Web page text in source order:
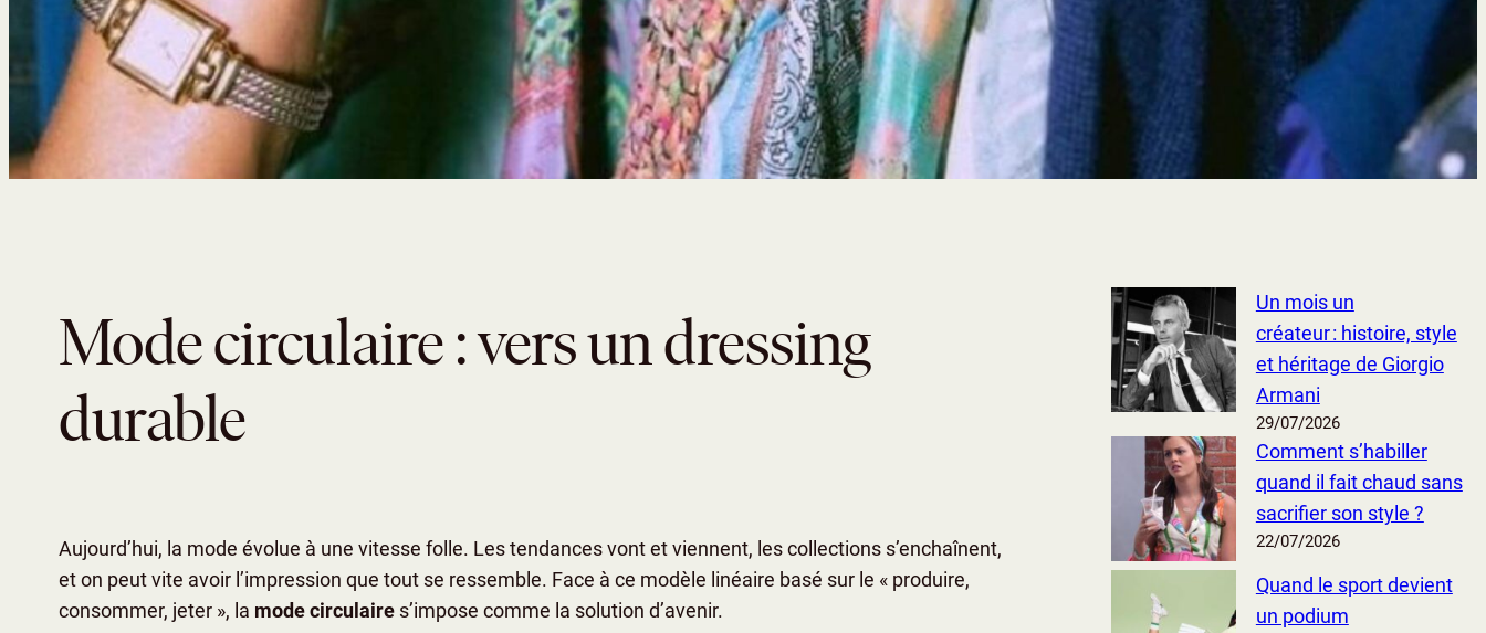
Mode circulaire : vers un dressing
durable
Aujourd’hui, la mode évolue à une vitesse folle. Les tendances vont et viennent, les collections s’enchaînent,
et on peut vite avoir l’impression que tout se ressemble. Face à ce modèle linéaire basé sur le « produire,
consommer, jeter », la mode circulaire s’impose comme la solution d’avenir.
Un mois un
créateur : histoire, style
et héritage de Giorgio
Armani
29/07/2026
Comment s’habiller
quand il fait chaud sans
sacrifier son style ?
22/07/2026
Quand le sport devient
un podium